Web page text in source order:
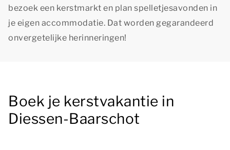
bezoek een kerstmarkt en plan spelletjesavonden in
je eigen accommodatie. Dat worden gegarandeerd
onvergetelijke herinneringen!
Boek je kerstvakantie in
Diessen-Baarschot